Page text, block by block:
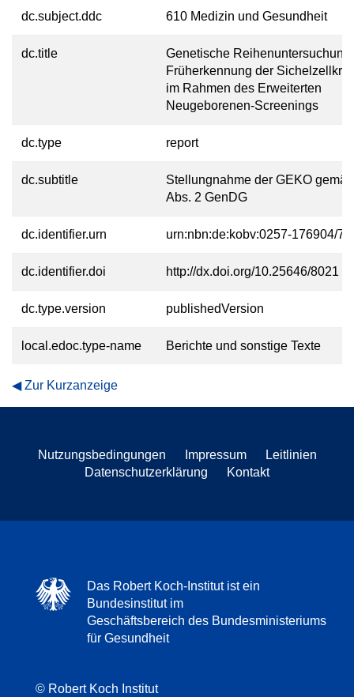
dc.subject.ddc 610 Medizin und Gesundheit
dc.title
Genetische Reihenuntersuchung
Früherkennung der
im Rahmen des Erweiterten
Neugeborenen-Screenings
dc.type report
dc.subtitle
Stellungnahme der GEKO
Abs. 2 GenDG
dc.identifier.urn urn:nbn:de:kobv:0257-176904/
dc.identifier.doi http://dx.doi.org/10.25646/8021
dc.type.version publishedVersion
local.edoc.type-name Berichte und sonstige Texte
Zur Kurzanzeige
Nutzungsbedingungen Impressum
Leitlinien
Datenschutzerklärung
Kontakt
Das Robert Koch-Institut ist ein
Bundesinstitut im
Geschäftsbereich des Bundesministeriums
für Gesundheit
© Robert Koch Institut